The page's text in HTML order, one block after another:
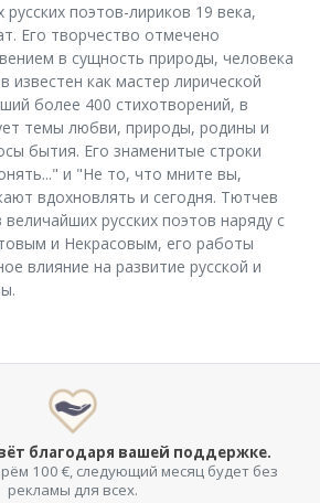
поэтов-лириков 19 века,
Его творчество отмечено
в сущность природы, человека
известен как мастер лирической
более 400 стихотворений, в
темы любви, природы, родины и
бытия. Его знаменитые строки
и "Не то, что мните вы,
вдохновлять и сегодня. Тютчев
русских поэтов наряду с
и Некрасовым, его работы
влияние на развитие русской и
благодаря вашей поддержке.
100 €, следующий месяц будет без
рекламы для всех.